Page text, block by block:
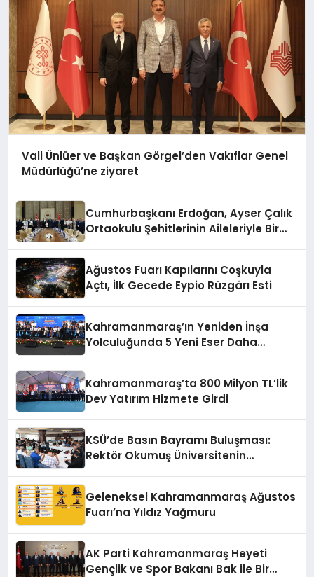
Vali Ünlüer ve Başkan Görgel’den Vakıflar Genel
Müdürlüğü’ne ziyaret
Cumhurbaşkanı Erdoğan, Ayser Çalık
Ortaokulu Şehitlerinin Aileleriyle Bir
Ağustos Fuarı Kapılarını Coşkuyla
Açtı, İlk Gecede Eypio Rüzgârı Esti
Kahramanmaraş’ın Yeniden İnşa
Yolculuğunda 5 Yeni Eser Daha
Kahramanmaraş’ta 800 Milyon TL’lik
Dev Yatırım Hizmete Girdi
KSÜ’de Basın Bayramı Buluşması:
Rektör Okumuş Üniversitenin
Geleneksel Kahramanmaraş Ağustos
Fuarı’na Yıldız Yağmuru
AK Parti Kahramanmaraş Heyeti
Gençlik ve Spor Bakanı Bak ile Bir